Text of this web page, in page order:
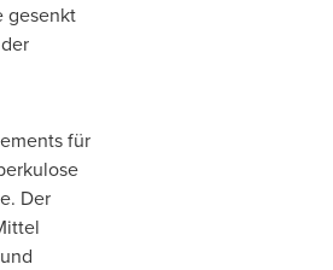
gesenkt
für
Der